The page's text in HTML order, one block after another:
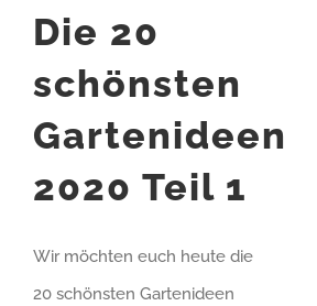
Die 20
schönsten
Gartenideen
2020 Teil 1
Wir möchten euch heute die
20 schönsten Gartenideen